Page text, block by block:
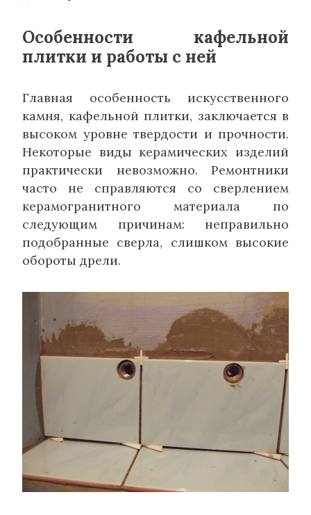
Особенности кафельной
плитки и работы с ней
Главная особенность искусственного
камня, кафельной плитки, заключается в
высоком уровне твердости и прочности.
Некоторые виды керамических изделий
практически невозможно. Ремонтники
часто не справляются со сверлением
керамогранитного материала по
следующим причинам: неправильно
подобранные сверла, слишком высокие
обороты дрели.